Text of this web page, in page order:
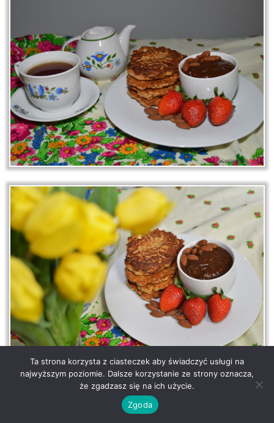
Ta strona korzysta z ciasteczek aby świadczyć usługi na
najwyższym poziomie. Dalsze korzystanie ze strony oznacza,
że zgadzasz się na ich użycie.
Zgoda